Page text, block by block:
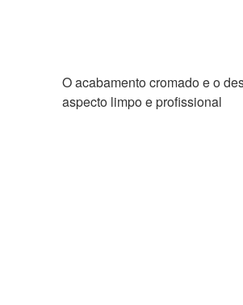
O acabamento cromado e o
aspecto limpo e profissional